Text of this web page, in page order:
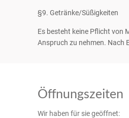
§9. Getränke/Süßigkeiten
Es besteht keine Pflicht von
Anspruch zu nehmen. Nach
Öffnungszeiten
Wir haben für sie geöffnet: